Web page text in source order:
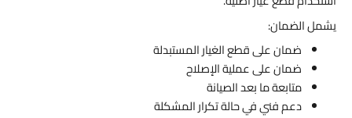
يشمل الضمان:
ضمان على قطع الغيار المستبدلة
ضمان على عملية الإصلاح
متابعة ما بعد الصيانة
دعم فني في حالة تكرار المشكلة